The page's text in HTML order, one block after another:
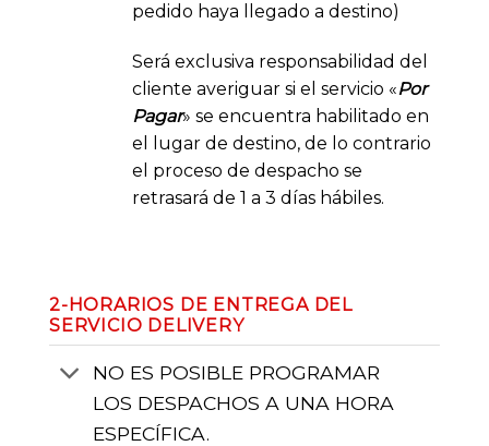
pedido haya llegado a destino)
Será exclusiva responsabilidad del
cliente averiguar si el servicio «Por
Pagar» se encuentra habilitado en
el lugar de destino, de lo contrario
el proceso de despacho se
retrasará de 1 a 3 días hábiles.
2-HORARIOS DE ENTREGA DEL
SERVICIO DELIVERY
NO ES POSIBLE PROGRAMAR
LOS DESPACHOS A UNA HORA
ESPECÍFICA.